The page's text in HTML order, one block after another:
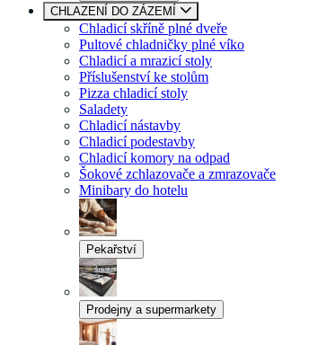
CHLAZENÍ DO ZÁZEMÍ
Chladicí skříně plné dveře
Pultové chladničky plné víko
Chladicí a mrazicí stoly
Příslušenství ke stolům
Pizza chladicí stoly
Saladety
Chladicí nástavby
Chladicí podestavby
Chladicí komory na odpad
Šokové zchlazovače a zmrazovače
Minibary do hotelu
Pekařství
Prodejny a supermarkety